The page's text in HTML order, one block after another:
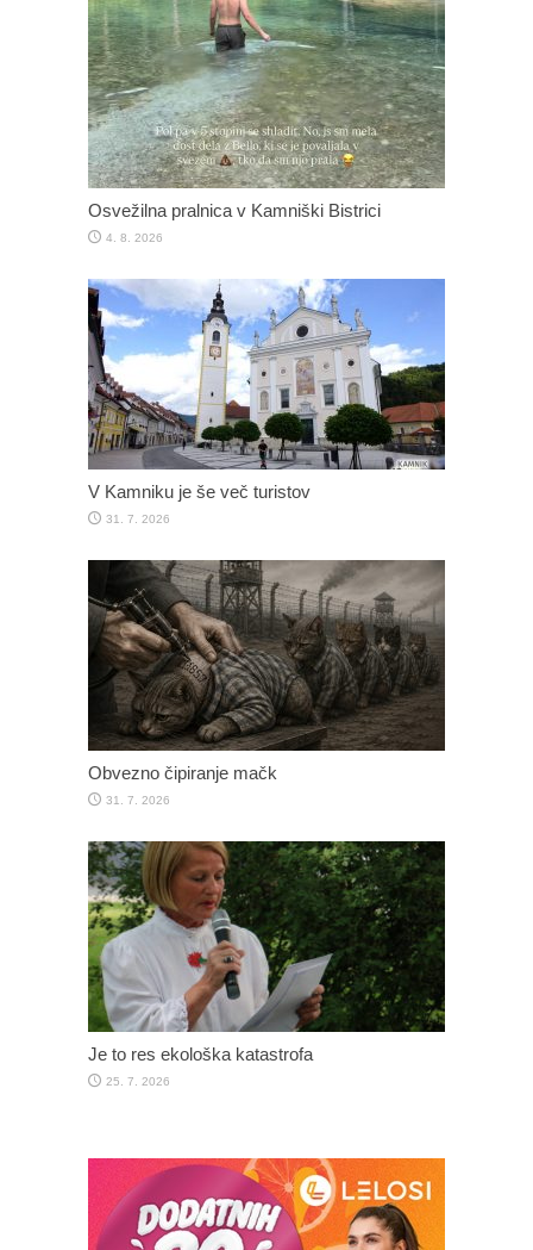
Osvežilna pralnica v Kamniški Bistrici
4. 8. 2026
V Kamniku je še več turistov
31. 7. 2026
Obvezno čipiranje mačk
31. 7. 2026
Je to res ekološka katastrofa
25. 7. 2026